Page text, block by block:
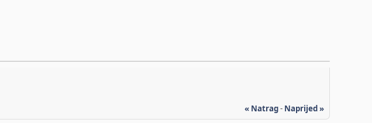
« Natrag- Naprijed »